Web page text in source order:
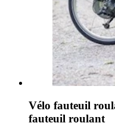
Vélo fauteuil
fauteuil roulant